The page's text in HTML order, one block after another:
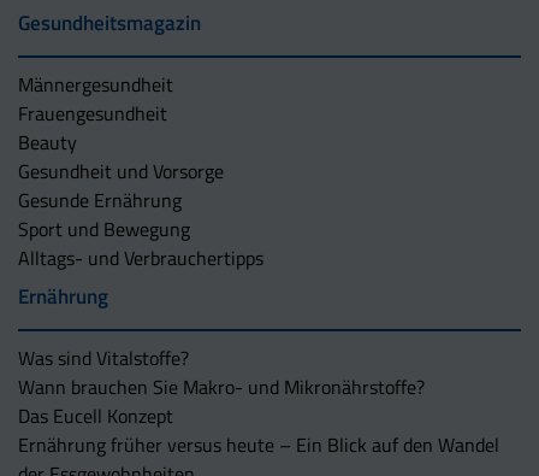
Gesundheitsmagazin
Männergesundheit
Frauengesundheit
Beauty
Gesundheit und Vorsorge
Gesunde Ernährung
Sport und Bewegung
Alltags- und Verbrauchertipps
Ernährung
Was sind Vitalstoffe?
Wann brauchen Sie Makro- und Mikronährstoffe?
Das Eucell Konzept
Ernährung früher versus heute – Ein Blick auf den Wandel